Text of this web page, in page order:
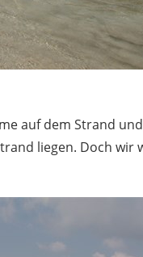
auf dem Strand
liegen. Doch wir